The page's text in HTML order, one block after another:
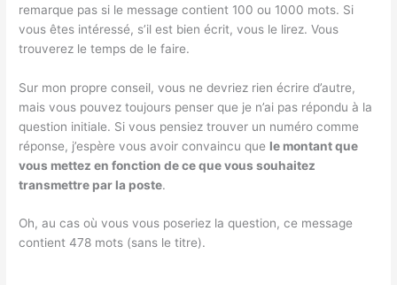
remarque pas si le message contient 100 ou 1000 mots. Si
vous êtes intéressé, s’il est bien écrit, vous le lirez. Vous
trouverez le temps de le faire.
Sur mon propre conseil, vous ne devriez rien écrire d’autre,
mais vous pouvez toujours penser que je n’ai pas répondu à la
question initiale. Si vous pensiez trouver un numéro comme
réponse, j’espère vous avoir convaincu que le montant que
vous mettez en fonction de ce que vous souhaitez
transmettre par la poste.
Oh, au cas où vous vous poseriez la question, ce message
contient 478 mots (sans le titre).